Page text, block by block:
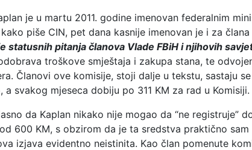
je u martu 2011. godine imenovan federalnim
piše CIN, pet dana kasnije imenovan je i za člana
statusnih pitanja članova Vlade FBiH i njihovih
troškove smještaja i zakupa stana, te
Članovi ove komisije, stoji dalje u tekstu, sastaju
a svakog mjeseca dobiju po 311 KM za rad u Komisiji.
da Kaplan nikako nije mogao da “ne registruje”
600 KM, s obzirom da je ta sredstva praktično
izjava evidentno neistinita. Kao član pomenute